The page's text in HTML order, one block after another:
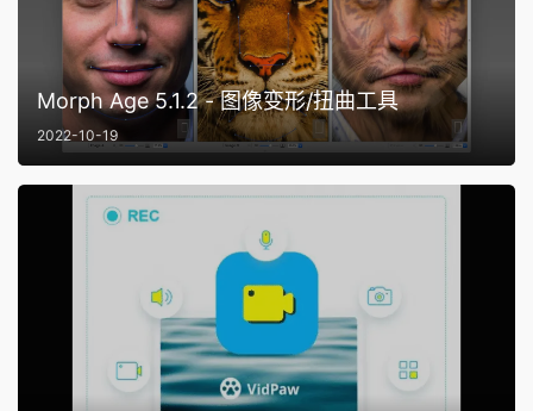
Morph Age 5.1.2 - 图像变形/扭曲工具
2022-10-19